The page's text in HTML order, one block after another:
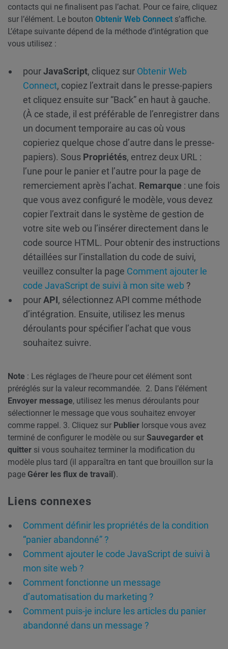
contacts qui ne finalisent pas l’achat. Pour ce faire, cliquez
sur l’élément. Le bouton Obtenir Web Connect s’affiche.
L’étape suivante dépend de la méthode d’intégration que
vous utilisez :
pourJavaScript, cliquez sur Obtenir Web
Connect, copiez l’extrait dans le presse-papiers
et cliquez ensuite sur “Back” en haut à gauche.
(À ce stade, il est préférable de l’enregistrer dans
un document temporaire au cas où vous
copieriez quelque chose d’autre dans le presse-
papiers). Sous Propriétés, entrez deux URL :
l’une pour le panier et l’autre pour la page de
remerciement après l’achat. Remarque : une fois
que vous avez configuré le modèle, vous devez
copier l’extrait dans le système de gestion de
votre site web ou l’insérer directement dans le
code source HTML. Pour obtenir des instructions
détaillées sur l’installation du code de suivi,
veuillez consulter la page Comment ajouter le
code JavaScript de suivi à mon site web ?
pourAPI, sélectionnez API comme méthode
d’intégration. Ensuite, utilisez les menus
déroulants pour spécifier l’achat que vous
souhaitez suivre.
Note : Les réglages de l’heure pour cet élément sont
préréglés sur la valeur recommandée. 2. Dans l’élément
Envoyer message, utilisez les menus déroulants pour
sélectionner le message que vous souhaitez envoyer
comme rappel. 3. Cliquez sur Publier lorsque vous avez
terminé de configurer le modèle ou sur Sauvegarder et
quitter si vous souhaitez terminer la modification du
modèle plus tard (il apparaîtra en tant que brouillon sur la
page Gérer les flux de travail).
Liens connexes
Comment définir les propriétés de la condition
“panier abandonné” ?
Comment ajouter le code JavaScript de suivi à
mon site web ?
Comment fonctionne un message
d’automatisation du marketing ?
Comment puis-je inclure les articles du panier
abandonné dans un message ?